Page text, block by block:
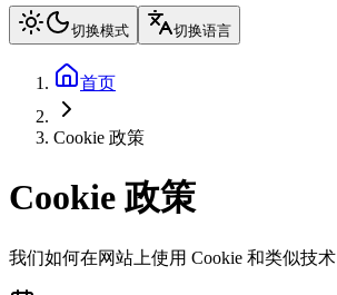
切换模式 切换语言
首页
Cookie 政策
Cookie 政策
我们如何在网站上使用 Cookie 和类似技术